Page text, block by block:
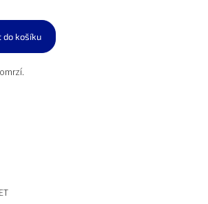
do košíku